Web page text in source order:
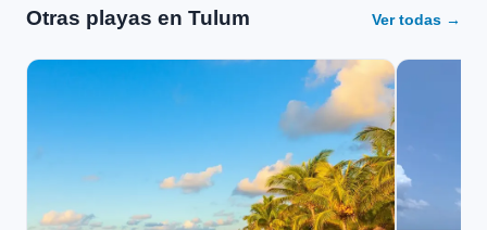
Otras playas en Tulum Ver todas →